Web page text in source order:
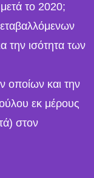
το 2020;
την ισότητα των
οποίων και την
εκ μέρους
στον